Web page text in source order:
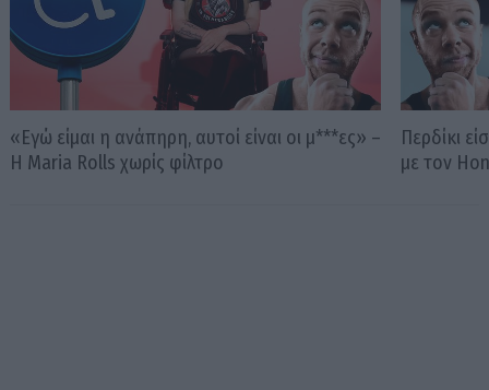
«Εγώ είμαι η ανάπηρη, αυτοί είναι οι μ***ες» –
Η Maria Rolls χωρίς φίλτρο
Περδίκι
με τον